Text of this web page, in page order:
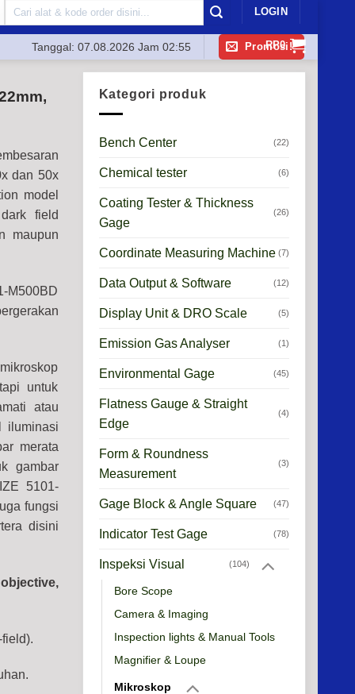
LOGIN
RP0
Tanggal: 07.08.2026 Jam 02:55 Promosi!
dan 50x
model
field
maupun
M500BD
untuk
atau
iluminasi
merata
gambar
5101-
fungsi
disini
Kategori produk
Bench Center (22)
Chemical tester (6)
Coating Tester & Thickness
Gage
(26)
Coordinate Measuring Machine (7)
Data Output & Software (12)
Display Unit & DRO Scale (5)
Emission Gas Analyser (1)
Environmental Gage (45)
Flatness Gauge & Straight
Edge
(4)
Form & Roundness
Measurement
(3)
Gage Block & Angle Square (47)
Indicator Test Gage (78)
Inspeksi Visual (104)
Bore Scope
Camera & Imaging
Inspection lights & Manual Tools
Magnifier & Loupe
Mikroskop